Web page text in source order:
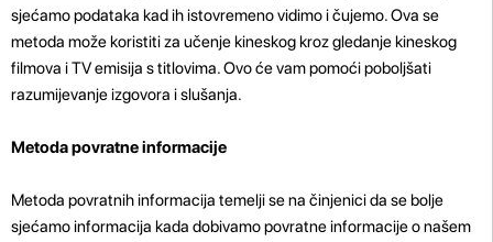
sjećamo podataka kad ih istovremeno vidimo i čujemo. Ova se
metoda može koristiti za učenje kineskog kroz gledanje kineskog
filmova i TV emisija s titlovima. Ovo će vam pomoći poboljšati
razumijevanje izgovora i slušanja.
Metoda povratne informacije
Metoda povratnih informacija temelji se na činjenici da se bolje
sjećamo informacija kada dobivamo povratne informacije o našem